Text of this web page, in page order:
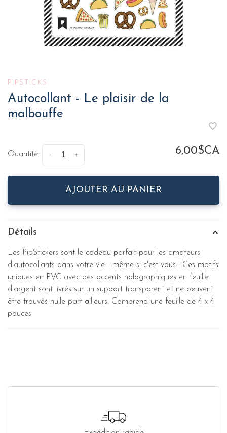
PIPSTICKS
Autocollant - Le plaisir de la
malbouffe
Quantité: +
- 6,00$CA
AJOUTER AU PANIER
Détails
Les PipStickers sont le cadeau parfait pour les amateurs
d'autocollants dans votre vie - même si c'est vous ! Ces motifs
uniques en PVC avec des accents holographiques en feuille
d'argent sont livrés sur un support transparent et ne peuvent
être trouvés nulle part ailleurs. Comprend une feuille de 4 x 4
pouces